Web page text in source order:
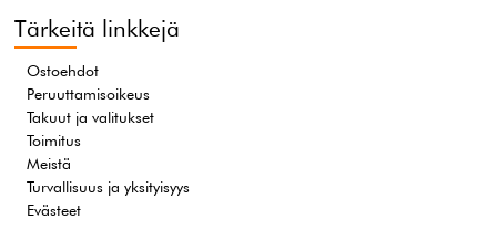
Tärkeitä linkkejä
Ostoehdot
Peruuttamisoikeus
Takuut ja valitukset
Toimitus
Meistä
Turvallisuus ja yksityisyys
Evästeet